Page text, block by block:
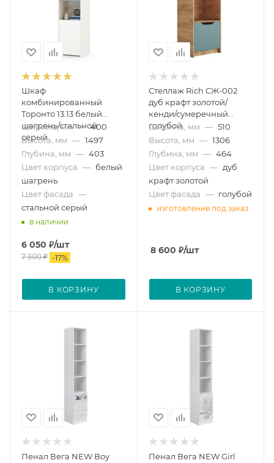
Шкаф
комбинированный
Торонто 13.13 белый
шагрень/стальной
серый
Ширина, мм — 400
Высота, мм — 1497
Глубина, мм — 403
Цвет корпуса — белый
шагрень
Цвет фасада —
стальной серый
в наличии
6 050 ₽/шт
7 300₽ -17%
В КОРЗИНУ
Стеллаж Rich СЖ-002
дуб крафт золотой/
кенди/сумеречный
голубой
Ширина, мм — 510
Высота, мм — 1306
Глубина, мм — 464
Цвет корпуса — дуб
крафт золотой
Цвет фасада — голубой
изготовление под заказ
8 600 ₽/шт
В КОРЗИНУ
Пенал Вега NEW Boy
Пенал Вега NEW Girl